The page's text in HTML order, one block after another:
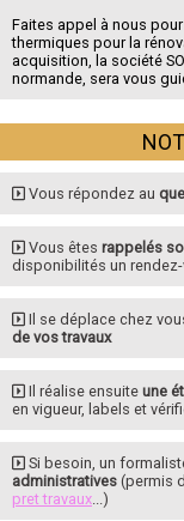
Faites appel à nous
thermiques pour la
acquisition, la société
normande, sera vous
Vous répondez au
Vous êtesrappelés
disponibilités un
Il se déplace chez
de vos travaux
Il réalise ensuiteune
en vigueur, labels et
Si besoin, un
administratives (permis
pret travaux...)